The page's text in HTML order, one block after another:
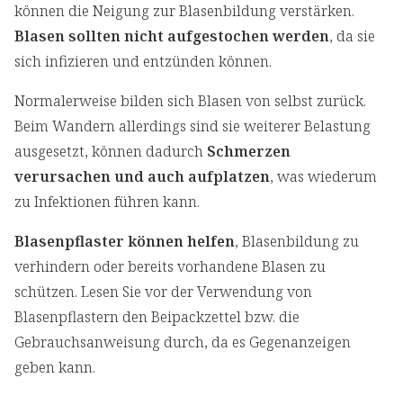
können die Neigung zur Blasenbildung verstärken.
Blasen sollten nicht aufgestochen werden, da sie
sich infizieren und entzünden können.
Normalerweise bilden sich Blasen von selbst zurück.
Beim Wandern allerdings sind sie weiterer Belastung
ausgesetzt, können dadurch Schmerzen
verursachen und auch aufplatzen, was wiederum
zu Infektionen führen kann.
Blasenpflaster können helfen, Blasenbildung zu
verhindern oder bereits vorhandene Blasen zu
schützen. Lesen Sie vor der Verwendung von
Blasenpflastern den Beipackzettel bzw. die
Gebrauchsanweisung durch, da es Gegenanzeigen
geben kann.